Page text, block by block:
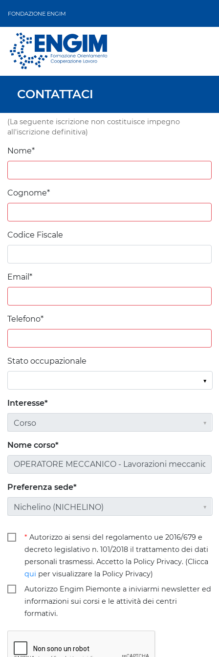
FONDAZIONE ENGIM
CONTATTACI
(La seguente iscrizione non costituisce impegno
all'iscrizione definitiva)
Nome*
Cognome*
Codice Fiscale
Email*
Telefono*
Stato occupazionale
Interesse*
Corso
Nome corso*
Preferenza sede*
Nichelino (NICHELINO)
* Autorizzo ai sensi del regolamento ue 2016/679 e
decreto legislativo n. 101/2018 il trattamento dei dati
personali trasmessi. Accetto la Policy Privacy. (Clicca
qui per visualizzare la Policy Privacy)
Autorizzo Engim Piemonte a iniviarmi newsletter ed
informazioni sui corsi e le attività dei centri
formativi.